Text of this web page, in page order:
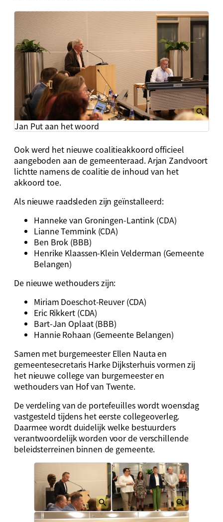
Jan Put aan het woord
Ook werd het nieuwe coalitieakkoord officieel
aangeboden aan de gemeenteraad. Arjan Zandvoort
lichtte namens de coalitie de inhoud van het
akkoord toe.
Als nieuwe raadsleden zijn geïnstalleerd:
Hanneke van Groningen-Lantink (CDA)
Lianne Temmink (CDA)
Ben Brok (BBB)
Henrike Klaassen-Klein Velderman (Gemeente
Belangen)
De nieuwe wethouders zijn:
Miriam Doeschot-Reuver (CDA)
Eric Rikkert (CDA)
Bart-Jan Oplaat (BBB)
Hannie Rohaan (Gemeente Belangen)
Samen met burgemeester Ellen Nauta en
gemeentesecretaris Harke Dijksterhuis vormen zij
het nieuwe college van burgemeester en
wethouders van Hof van Twente.
De verdeling van de portefeuilles wordt woensdag
vastgesteld tijdens het eerste collegeoverleg.
Daarmee wordt duidelijk welke bestuurders
verantwoordelijk worden voor de verschillende
beleidsterreinen binnen de gemeente.